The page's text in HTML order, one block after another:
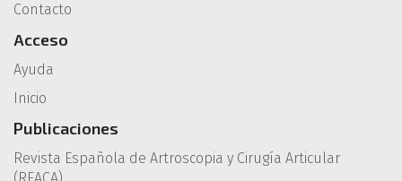
Contacto
Acceso
Ayuda
Inicio
Publicaciones
Revista Española de Artroscopia y Cirugía Articular